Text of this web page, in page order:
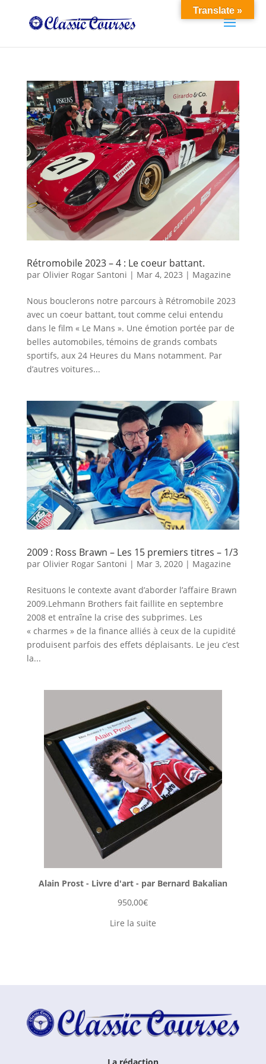
Rétromobile 2023 – 4 : Le coeur battant.
par Olivier Rogar Santoni | Mar 4, 2023 | Magazine
Nous bouclerons notre parcours à Rétromobile 2023
avec un coeur battant, tout comme celui entendu
dans le film « Le Mans ». Une émotion portée par de
belles automobiles, témoins de grands combats
sportifs, aux 24 Heures du Mans notamment. Par
d’autres voitures...
2009 : Ross Brawn – Les 15 premiers titres – 1/3
par Olivier Rogar Santoni | Mar 3, 2020| Magazine
Resituons le contexte avant d’aborder l’affaire Brawn
2009.Lehmann Brothers fait faillite en septembre
2008 et entraîne la crise des subprimes. Les
« charmes » de la finance alliés à ceux de la cupidité
produisent parfois des effets déplaisants. Le jeu c’est
la...
Alain Prost - Livre d'art - par Bernard Bakalian
950,00€
Lire la suite
Translate »